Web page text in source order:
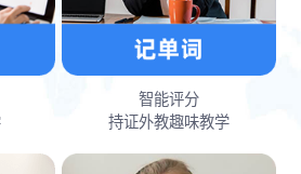
智能评分
持证外教趣味教学